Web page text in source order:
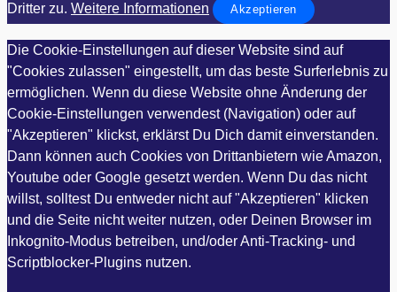
Dritter zu. Weitere Informationen Akzeptieren
Die Cookie-Einstellungen auf dieser Website sind auf
"Cookies zulassen" eingestellt, um das beste Surferlebnis zu
ermöglichen. Wenn du diese Website ohne Änderung der
Cookie-Einstellungen verwendest (Navigation) oder auf
"Akzeptieren" klickst, erklärst Du Dich damit einverstanden.
Dann können auch Cookies von Drittanbietern wie Amazon,
Youtube oder Google gesetzt werden. Wenn Du das nicht
willst, solltest Du entweder nicht auf "Akzeptieren" klicken
und die Seite nicht weiter nutzen, oder Deinen Browser im
Inkognito-Modus betreiben, und/oder Anti-Tracking- und
Scriptblocker-Plugins nutzen.